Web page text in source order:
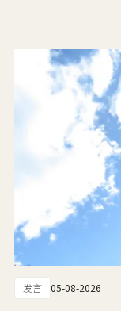
发言 05-08-2026